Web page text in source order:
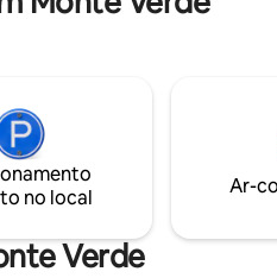
e
que
para
consciente. Consulte
no local
Ar-
Verde